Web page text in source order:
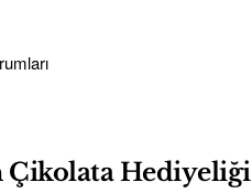
Çikolata Hediyeliği